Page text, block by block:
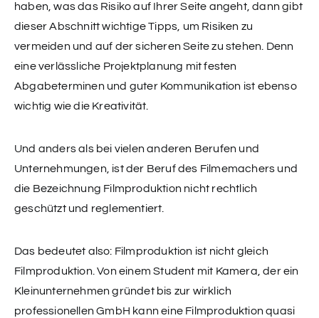
haben, was das Risiko auf Ihrer Seite angeht, dann gibt
dieser Abschnitt wichtige Tipps, um Risiken zu
vermeiden und auf der sicheren Seite zu stehen. Denn
eine verlässliche Projektplanung mit festen
Abgabeterminen und guter Kommunikation ist ebenso
wichtig wie die Kreativität.
Und anders als bei vielen anderen Berufen und
Unternehmungen, ist der Beruf des Filmemachers und
die Bezeichnung Filmproduktion nicht rechtlich
geschützt und reglementiert.
Das bedeutet also: Filmproduktion ist nicht gleich
Filmproduktion. Von einem Student mit Kamera, der ein
Kleinunternehmen gründet bis zur wirklich
professionellen GmbH kann eine Filmproduktion quasi